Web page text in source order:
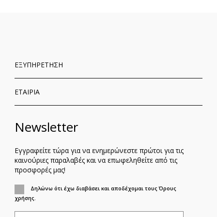
ΕΞΥΠΗΡΕΤΗΣΗ
ΕΤΑΙΡΙΑ
Newsletter
Εγγραφείτε τώρα για να ενημερώνεστε πρώτοι για τις
καινούριες παραλαβές και να επωφεληθείτε από τις
προσφορές μας!
Δηλώνω ότι έχω διαβάσει και αποδέχομαι τους Όρους
χρήσης.